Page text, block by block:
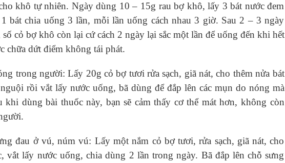
khô tự nhiên. Ngày dùng 10 – 15g rau bợ khô, lấy 3 bát nước đem
1 bát chia uống 3 lần, mỗi lần uống cách nhau 3 giờ. Sau 2 – 3 ngày
cỏ bợ khô còn lại cứ cách 2 ngày lại sắc một lần để uống đến khi hết
chữa dứt điểm không tái phát.
trong người: Lấy 20g cỏ bợ tươi rửa sạch, giã nát, cho thêm nửa bát
rồi vắt lấy nước uống, bã dùng để đắp lên các mụn do nóng mà
khi dùng bài thuốc này, bạn sẽ cảm thấy cơ thể mát hơn, không còn
đau ở vú, núm vú: Lấy một nắm cỏ bợ tươi, rửa sạch, giã nát, cho
vắt lấy nước uống, chia dùng 2 lần trong ngày. Bã đắp lên chỗ sưng